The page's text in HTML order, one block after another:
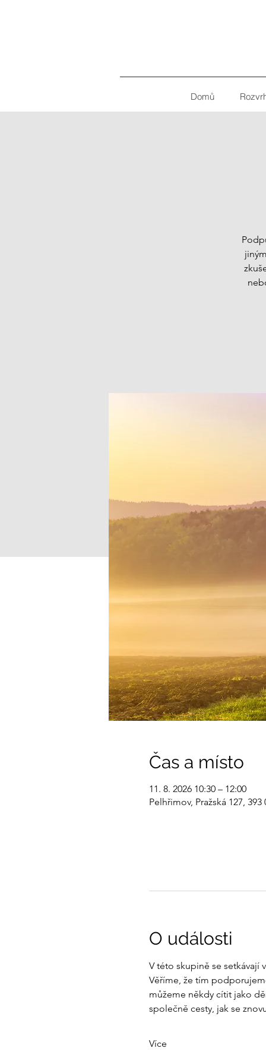
Domů
Čas a místo
11. 8. 2026 10:30 – 12:00
Pelhřimov, Pražská 127,
O události
V této skupině se setkávají
Věříme, že tím
můžeme někdy cítit jako
společně cesty, jak se
Více